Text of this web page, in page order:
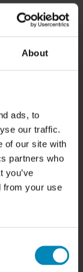
About
ads, to
our traffic.
of our site with
partners who
you’ve
from your use